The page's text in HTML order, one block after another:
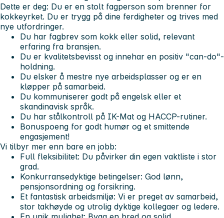
Dette er deg: Du er en stolt fagperson som brenner for
kokkeyrket. Du er trygg på dine ferdigheter og trives med
nye utfordringer.
Du har fagbrev som kokk eller solid, relevant
erfaring fra bransjen.
Du er kvalitetsbevisst og innehar en positiv "can-do"-
holdning.
Du elsker å mestre nye arbeidsplasser og er en
kløpper på samarbeid.
Du kommuniserer godt på engelsk eller et
skandinavisk språk.
Du har stålkontroll på IK-Mat og HACCP-rutiner.
Bonuspoeng for godt humør og et smittende
engasjement!
Vi tilbyr mer enn bare en jobb:
Full fleksibilitet: Du påvirker din egen vaktliste i stor
grad.
Konkurransedyktige betingelser: God lønn,
pensjonsordning og forsikring.
Et fantastisk arbeidsmiljø: Vi er preget av samarbeid,
stor takhøyde og utrolig dyktige kollegaer og ledere.